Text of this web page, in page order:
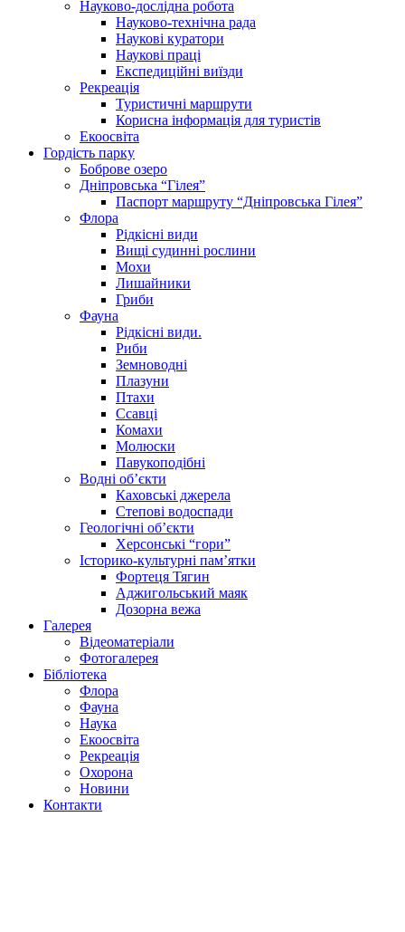
Науково-дослідна робота
Науково-технічна рада
Наукові куратори
Наукові праці
Експедиційні виїзди
Рекреація
Туристичні маршрути
Корисна інформація для туристів
Екоосвіта
Гордість парку
Боброве озеро
Дніпровська “Гілея”
Паспорт маршруту “Дніпровська Гілея”
Флора
Рідкісні види
Вищі судинні рослини
Мохи
Лишайники
Гриби
Фауна
Рідкісні види.
Риби
Земноводні
Плазуни
Птахи
Ссавці
Комахи
Молюски
Павукоподібні
Водні об’єкти
Каховські джерела
Степові водоспади
Геологічні об’єкти
Херсонські “гори”
Історико-культурні пам’ятки
Фортеця Тягин
Аджигольський маяк
Дозорна вежа
Галерея
Відеоматеріали
Фотогалерея
Бібліотека
Флора
Фауна
Наука
Екоосвіта
Рекреація
Охорона
Новини
Контакти